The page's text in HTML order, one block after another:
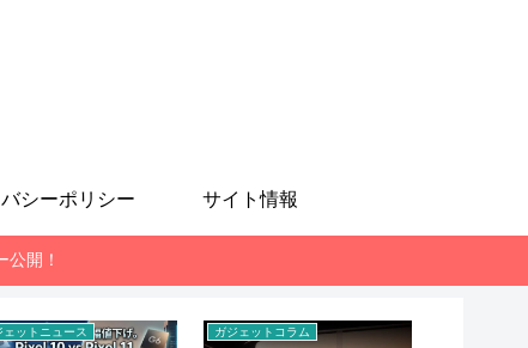
シーポリシー サイト情報
開！
ェットニュース ガジェットコラム